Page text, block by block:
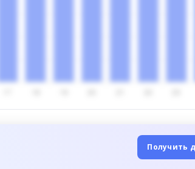
Получить